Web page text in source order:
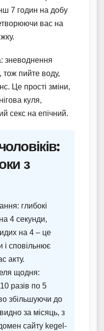
7 годин на добу
вас на
зневоднення
тож пийте воду,
Це прості зміни,
куля,
секс на епічний.
з
глибокі
4 секунди,
на 4 – це
і сповільнює
акту.
щодня:
разів по 5
збільшуючи до
за місяць, з
сайту kegel-